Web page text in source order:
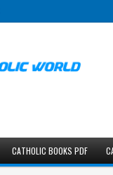
CATHOLIC BOOKS PDF